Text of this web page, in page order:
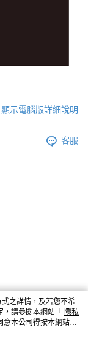
顯示電腦版詳細說明
客服
之詳情，及若您不希
請參閱本網站「 隱私
意本公司得按本網站使